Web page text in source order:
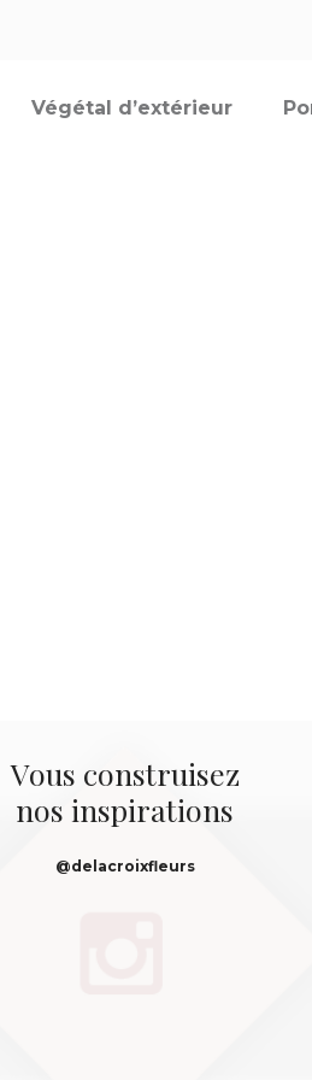
Végétal d’extérieur
Vous construisez
nos inspirations
@delacroixfleurs